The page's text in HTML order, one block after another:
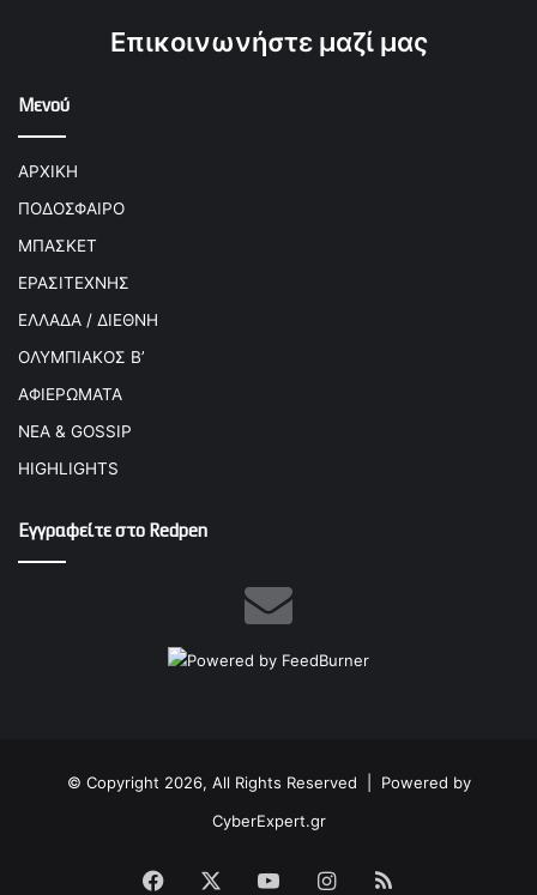
Επικοινωνήστε μαζί μας
Μενού
ΑΡΧΙΚΗ
ΠΟΔΟΣΦΑΙΡΟ
ΜΠΑΣΚΕΤ
ΕΡΑΣΙΤΕΧΝΗΣ
ΕΛΛΑΔΑ / ΔΙΕΘΝΗ
ΟΛΥΜΠΙΑΚΟΣ Β’
ΑΦΙΕΡΩΜΑΤΑ
ΝΕΑ & GOSSIP
HIGHLIGHTS
Εγγραφείτε στο Redpen
© Copyright 2026, All Rights Reserved | Powered by
CyberExpert.gr
Facebook YouTubeInstagram
RSS